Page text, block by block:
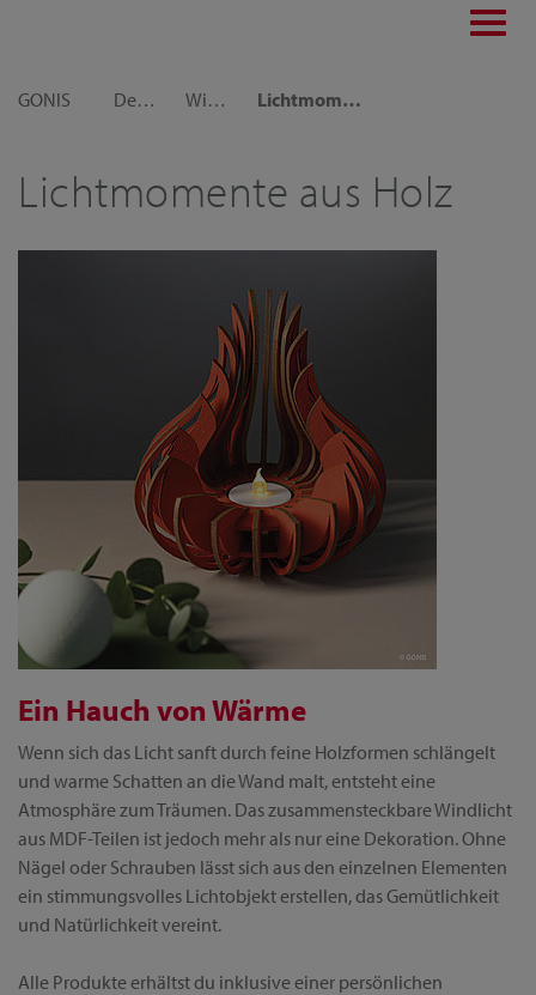
GONIS
Dekoideen Winter und Weihnachten Lichtmomente aus Holz
Lichtmomente aus Holz
Ein Hauch von Wärme
Wenn sich das Licht sanft durch feine Holzformen schlängelt
und warme Schatten an die Wand malt, entsteht eine
Atmosphäre zum Träumen. Das zusammensteckbare Windlicht
aus MDF-Teilen ist jedoch mehr als nur eine Dekoration. Ohne
Nägel oder Schrauben lässt sich aus den einzelnen Elementen
ein stimmungsvolles Lichtobjekt erstellen, das Gemütlichkeit
und Natürlichkeit vereint.
Alle Produkte erhältst du inklusive einer persönlichen